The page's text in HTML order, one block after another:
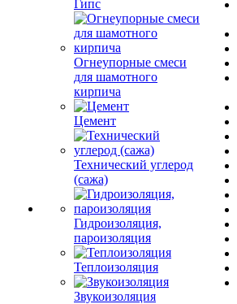
Гипс
Огнеупорные смеси
для шамотного
кирпича
Цемент
Технический углерод
(сажа)
Гидроизоляция,
пароизоляция
Теплоизоляция
Звукоизоляция